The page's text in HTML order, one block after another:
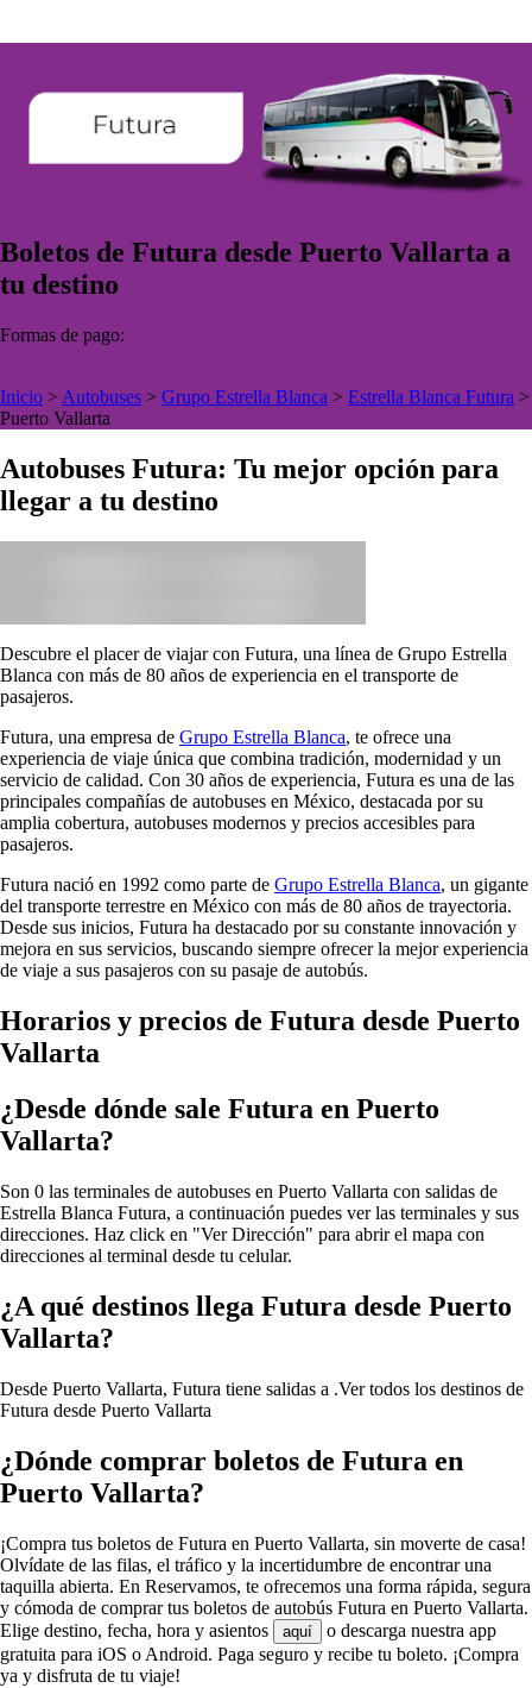
Boletos de Futura desde Puerto Vallarta a
tu destino
Formas de pago:
Inicio > Autobuses > Grupo Estrella Blanca > Estrella Blanca Futura >
Puerto Vallarta
Autobuses Futura: Tu mejor opción para
llegar a tu destino
Descubre el placer de viajar con Futura, una línea de Grupo Estrella
Blanca con más de 80 años de experiencia en el transporte de
pasajeros.
Futura, una empresa de Grupo Estrella Blanca, te ofrece una
experiencia de viaje única que combina tradición, modernidad y un
servicio de calidad. Con 30 años de experiencia, Futura es una de las
principales compañías de autobuses en México, destacada por su
amplia cobertura, autobuses modernos y precios accesibles para
pasajeros.
Futura nació en 1992 como parte de Grupo Estrella Blanca, un gigante
del transporte terrestre en México con más de 80 años de trayectoria.
Desde sus inicios, Futura ha destacado por su constante innovación y
mejora en sus servicios, buscando siempre ofrecer la mejor experiencia
de viaje a sus pasajeros con su pasaje de autobús.
Horarios y precios de Futura desde Puerto
Vallarta
¿Desde dónde sale Futura en Puerto
Vallarta?
Son 0 las terminales de autobuses en Puerto Vallarta con salidas de
Estrella Blanca Futura, a continuación puedes ver las terminales y sus
direcciones. Haz click en "Ver Dirección" para abrir el mapa con
direcciones al terminal desde tu celular.
¿A qué destinos llega Futura desde Puerto
Vallarta?
Desde Puerto Vallarta, Futura tiene salidas a .Ver todos los destinos de
Futura desde Puerto Vallarta
¿Dónde comprar boletos de Futura en
Puerto Vallarta?
¡Compra tus boletos de Futura en Puerto Vallarta, sin moverte de casa!
Olvídate de las filas, el tráfico y la incertidumbre de encontrar una
taquilla abierta. En Reservamos, te ofrecemos una forma rápida, segura
y cómoda de comprar tus boletos de autobús Futura en Puerto Vallarta.
Elige destino, fecha, hora y asientos
aquí
o descarga nuestra app
gratuita para iOS o Android. Paga seguro y recibe tu boleto. ¡Compra
ya y disfruta de tu viaje!